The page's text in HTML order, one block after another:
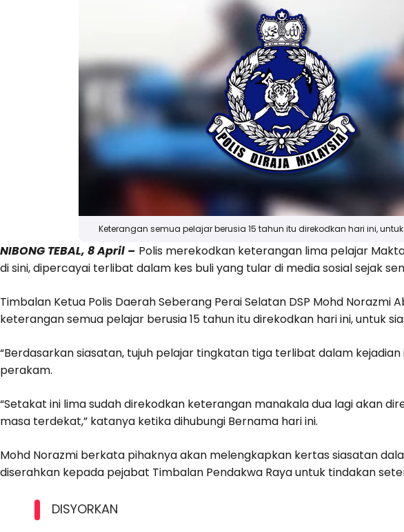
Keterangan semua pelajar berusia 15 tahun itu direkodkan hari ini,
NIBONG TEBAL, 8 April – Polis merekodkan keterangan lima pelajar
di sini, dipercayai terlibat dalam kes buli yang tular di media sosial sejak
Timbalan Ketua Polis Daerah Seberang Perai Selatan DSP Mohd Norazmi
keterangan semua pelajar berusia 15 tahun itu direkodkan hari ini, untuk
“Berdasarkan siasatan, tujuh pelajar tingkatan tiga terlibat dalam
perakam.
“Setakat ini lima sudah direkodkan keterangan manakala dua lagi akan
masa terdekat,” katanya ketika dihubungi Bernama hari ini.
Mohd Norazmi berkata pihaknya akan melengkapkan kertas siasatan
diserahkan kepada pejabat Timbalan Pendakwa Raya untuk tindakan
DISYORKAN